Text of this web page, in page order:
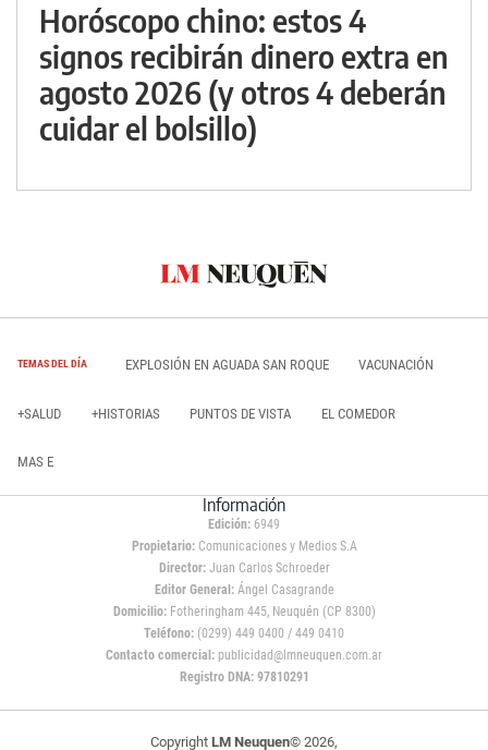
Horóscopo chino: estos 4
signos recibirán dinero extra en
agosto 2026 (y otros 4 deberán
cuidar el bolsillo)
TEMAS DEL DÍA EXPLOSIÓN EN AGUADA SAN ROQUE VACUNACIÓN
+SALUD +HISTORIAS PUNTOS DE VISTA EL COMEDOR
MAS E
Información
Edición: 6949
Propietario:Comunicaciones y Medios S.A
Director: Juan Carlos Schroeder
Editor General:Ángel Casagrande
Domicilio:Fotheringham 445, Neuquén (CP 8300)
Teléfono: (0299) 449 0400 / 449 0410
Contacto comercial: publicidad@lmneuquen.com.ar
Registro DNA: 97810291
Copyright LM Neuquen© 2026,